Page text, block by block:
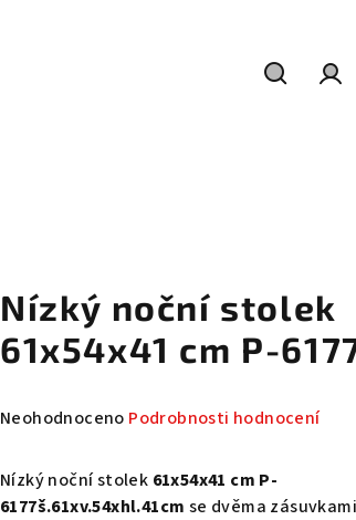
Nízký noční stolek
61x54x41 cm P-
Průměrné
produktu
je
Neohodnoceno Podrobnosti hodnocení
Nízký noční stolek 61x54x41 cm P-
6177š.61xv.54xhl.41cm se dvěma